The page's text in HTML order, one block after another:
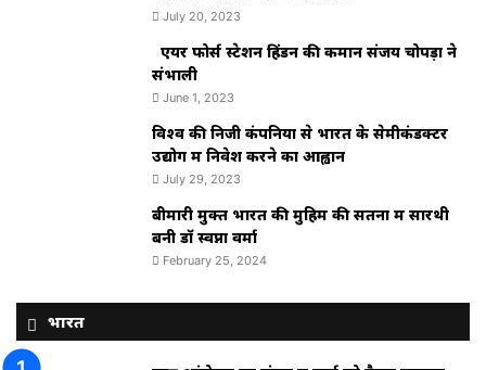
July 20, 2023
एयर फोर्स स्टेशन हिंडन की कमान संजय चोपड़ा ने
संभाली
June 1, 2023
विश्‍व की निजी कंपनियों से भारत के सेमीकंडक्टर
उद्योग में निवेश करने का आह्वान
July 29, 2023
बीमारी मुक्त भारत की मुहिम की सतना में सारथी
बनी डाॅ स्वप्ना वर्मा
February 25, 2024
भारत